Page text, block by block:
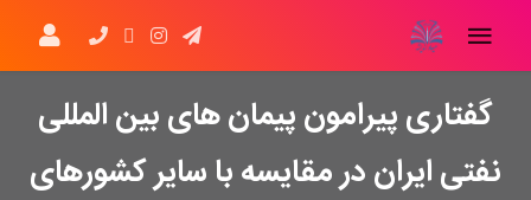
گفتاری پیرامون پیمان های بین المللی
نفتی ایران در مقایسه با سایر کشورهای